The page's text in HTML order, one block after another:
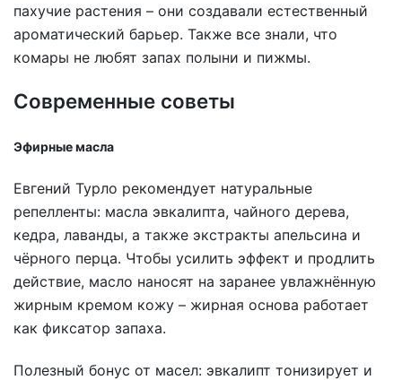
пахучие растения – они создавали естественный
ароматический барьер. Также все знали, что
комары не любят запах полыни и пижмы.
Современные советы
Эфирные масла
Евгений Турло рекомендует натуральные
репелленты: масла эвкалипта, чайного дерева,
кедра, лаванды, а также экстракты апельсина и
чёрного перца. Чтобы усилить эффект и продлить
действие, масло наносят на заранее увлажнённую
жирным кремом кожу – жирная основа работает
как фиксатор запаха.
Полезный бонус от масел: эвкалипт тонизирует и